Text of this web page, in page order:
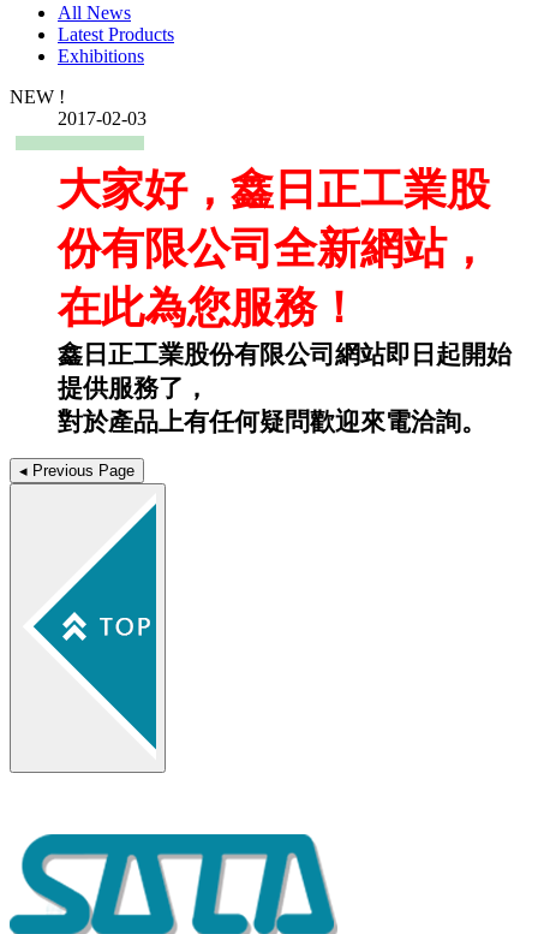
All News
Latest Products
Exhibitions
NEW !
2017-02-03
大家好，鑫日正工業股
份有限公司全新網站，
在此為您服務！
鑫日正工業股份有限公司網站即日起開始
提供服務了，
對於產品上有任何疑問歡迎來電洽詢。
◂ Previous Page